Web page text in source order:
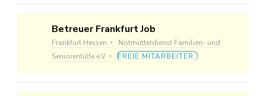
Betreuer Frankfurt Job
Frankfurt Hessen
Notmütterdienst Familien- und
Seniorenhilfe e.V
FREIE MITARBEITER